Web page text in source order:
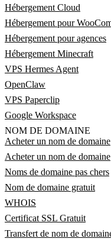
Hébergement Cloud
Hébergement pour
Hébergement pour agences
Hébergement Minecraft
VPS Hermes Agent
OpenClaw
VPS Paperclip
Google Workspace
NOM DE DOMAINE
Acheter un nom de domaine
Acheter un nom de domaine
Noms de domaine pas chers
Nom de domaine gratuit
WHOIS
Certificat SSL Gratuit
Transfert de nom de